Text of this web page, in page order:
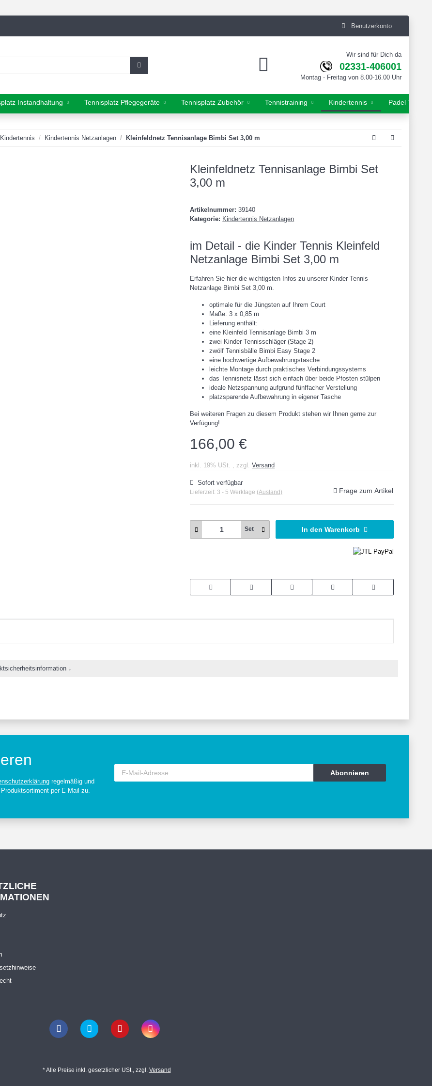
Benutzerkonto
Wir sind für Dich da
02331-406001
Montag - Freitag von 8.00-16.00 Uhr
Instandhaltung Tennisplatz Pflegegeräte Tennisplatz Zubehör Tennistraining Kindertennis Padel Tennis
Kindertennis Kindertennis Netzanlagen Kleinfeldnetz Tennisanlage Bimbi Set 3,00 m
Kleinfeldnetz Tennisanlage Bimbi Set
3,00 m
Artikelnummer:39140
Kategorie: Kindertennis Netzanlagen
im Detail - die Kinder Tennis Kleinfeld
Netzanlage Bimbi Set 3,00 m
Erfahren Sie hier die wichtigsten Infos zu unserer Kinder Tennis
Netzanlage Bimbi Set 3,00 m.
optimale für die Jüngsten auf Ihrem Court
Maße: 3 x 0,85 m
Lieferung enthält:
eine Kleinfeld Tennisanlage Bimbi 3 m
zwei Kinder Tennisschläger (Stage 2)
zwölf Tennisbälle Bimbi Easy Stage 2
eine hochwertige Aufbewahrungstasche
leichte Montage durch praktisches Verbindungssystems
das Tennisnetz lässt sich einfach über beide Pfosten stülpen
ideale Netzspannung aufgrund fünffacher Verstellung
platzsparende Aufbewahrung in eigener Tasche
Bei weiteren Fragen zu diesem Produkt stehen wir Ihnen gerne zur
Verfügung!
166,00 €
inkl. 19% USt. , zzgl.Versand
Sofort verfügbar
Lieferzeit: 3 - 5 Werktage (Ausland) Frage zum Artikel
Set In den Warenkorb
↓
regelmäßig und
per E-Mail zu.
Abonnieren
* Alle Preise inkl. gesetzlicher USt., zzgl. Versand